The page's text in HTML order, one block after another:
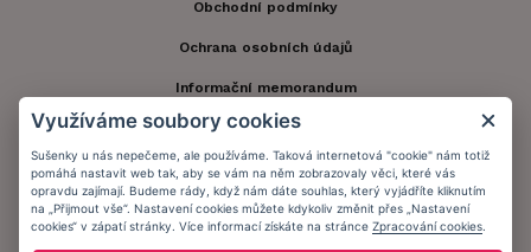
Obchodní podmínky
Ochrana osobních údajů
Informační memorandum
Zůstaňte s námi v kontaktu.
Využíváme soubory cookies
Sušenky u nás nepečeme, ale používáme. Taková internetová "cookie" nám totiž
pomáhá nastavit web tak, aby se vám na něm zobrazovaly věci, které vás
opravdu zajímají. Budeme rády, když nám dáte souhlas, který vyjádříte kliknutím
na „Přijmout vše“. Nastavení cookies můžete kdykoliv změnit přes „Nastavení
cookies“ v zápatí stránky. Více informací získáte na stránce Zpracování cookies